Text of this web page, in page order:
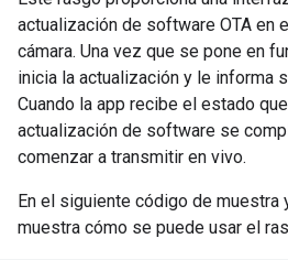
actualización de software OTA en
cámara. Una vez que se pone en
inicia la actualización y le informa
Cuando la app recibe el estado
actualización de software se
comenzar a transmitir en vivo.
En el siguiente código de muestra
muestra cómo se puede usar el